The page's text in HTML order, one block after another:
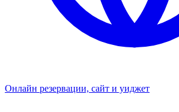
Онлайн резервации, сайт и уиджет